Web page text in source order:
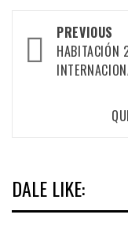
Post
navigation
PREVIOUS
HABITACIÓN
DALE LIKE: